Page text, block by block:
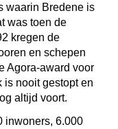
waarin Bredene is
was toen de
kregen de
en schepen
Agora-award voor
nooit gestopt en
altijd voort.
inwoners, 6.000